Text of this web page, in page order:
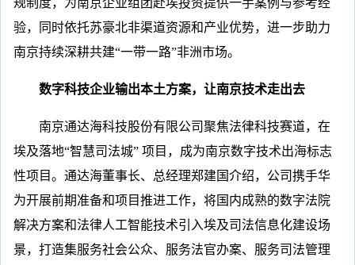
规制度，为南京企业组团赴埃投资提供一手案例与参考经
验，同时依托苏豪北非渠道资源和产业优势，进一步助力
南京持续深耕共建“一带一路”非洲市场。
数字科技企业输出本土方案，让南京技术走出去
南京通达海科技股份有限公司聚焦法律科技赛道，在
埃及落地“智慧司法城” 项目，成为南京数字技术出海标志
性项目。通达海董事长、总经理郑建国介绍，公司携手华
为开展前期准备和项目推进工作，将国内成熟的数字法院
解决方案和法律人工智能技术引入埃及司法信息化建设场
景，打造集服务社会公众、服务法官办案、服务司法管理